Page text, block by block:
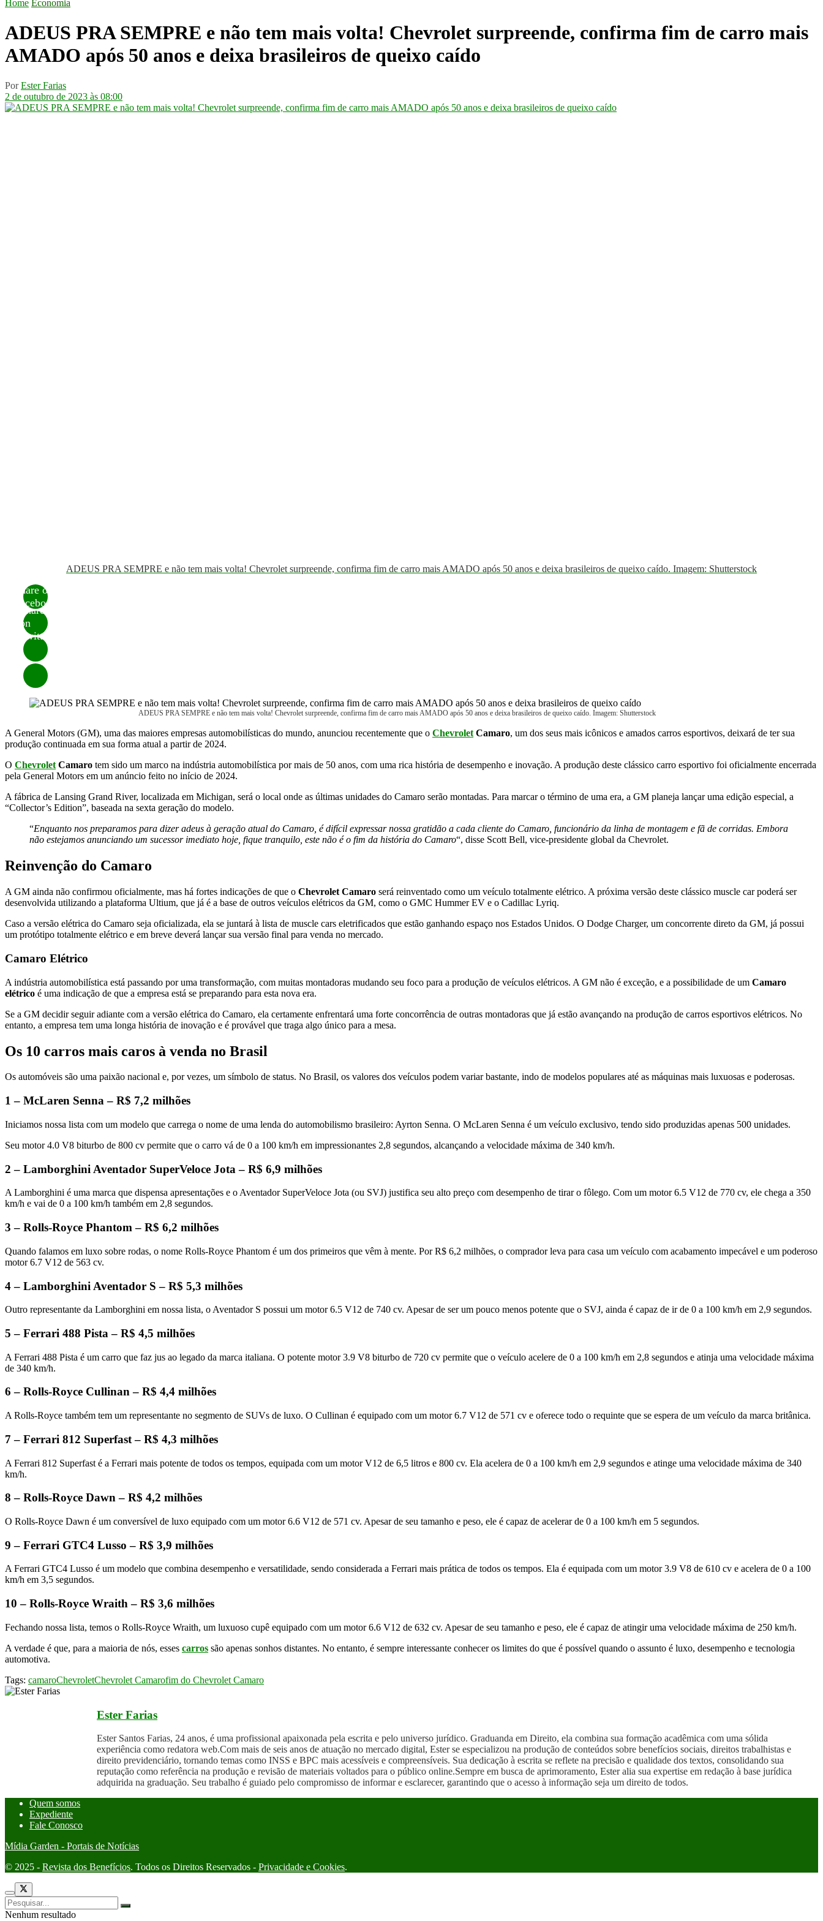
Home Economia
ADEUS PRA SEMPRE e não tem mais volta! Chevrolet surpreende, confirma fim de carro mais
AMADO após 50 anos e deixa brasileiros de queixo caído
Por Ester Farias
2 de outubro de 2023 às 08:00
ADEUS PRA SEMPRE e não tem mais volta! Chevrolet surpreende, confirma fim de carro mais AMADO após 50 anos e deixa brasileiros de queixo caído. Imagem: Shutterstock
Share on
Facebook
Share
on
Twitter
ADEUS PRA SEMPRE e não tem mais volta! Chevrolet surpreende, confirma fim de carro mais AMADO após 50 anos e deixa brasileiros de queixo caído. Imagem: Shutterstock
A General Motors (GM), uma das maiores empresas automobilísticas do mundo, anunciou recentemente que o ChevroletCamaro, um dos seus mais icônicos e amados carros esportivos, deixará de ter sua
produção continuada em sua forma atual a partir de 2024.
O Chevrolet Camaro tem sido um marco na indústria automobilística por mais de 50 anos, com uma rica história de desempenho e inovação. A produção deste clássico carro esportivo foi oficialmente encerrada
pela General Motors em um anúncio feito no início de 2024.
A fábrica de Lansing Grand River, localizada em Michigan, será o local onde as últimas unidades do Camaro serão montadas. Para marcar o término de uma era, a GM planeja lançar uma edição especial, a
“Collector’s Edition”, baseada na sexta geração do modelo.
“Enquanto nos preparamos para dizer adeus à geração atual do Camaro, é difícil expressar nossa gratidão a cada cliente do Camaro, funcionário da linha de montagem e fã de corridas. Embora
não estejamos anunciando um sucessor imediato hoje, fique tranquilo, este não é o fim da história do Camaro“, disse Scott Bell, vice-presidente global da Chevrolet.
Reinvenção do Camaro
A GM ainda não confirmou oficialmente, mas há fortes indicações de que o Chevrolet Camaro será reinventado como um veículo totalmente elétrico. A próxima versão deste clássico muscle car poderá ser
desenvolvida utilizando a plataforma Ultium, que já é a base de outros veículos elétricos da GM, como o GMC Hummer EV e o Cadillac Lyriq.
Caso a versão elétrica do Camaro seja oficializada, ela se juntará à lista de muscle cars eletrificados que estão ganhando espaço nos Estados Unidos. O Dodge Charger, um concorrente direto da GM, já possui
um protótipo totalmente elétrico e em breve deverá lançar sua versão final para venda no mercado.
Camaro Elétrico
A indústria automobilística está passando por uma transformação, com muitas montadoras mudando seu foco para a produção de veículos elétricos. A GM não é exceção, e a possibilidade de um Camaro
elétrico é uma indicação de que a empresa está se preparando para esta nova era.
Se a GM decidir seguir adiante com a versão elétrica do Camaro, ela certamente enfrentará uma forte concorrência de outras montadoras que já estão avançando na produção de carros esportivos elétricos. No
entanto, a empresa tem uma longa história de inovação e é provável que traga algo único para a mesa.
Os 10 carros mais caros à venda no Brasil
Os automóveis são uma paixão nacional e, por vezes, um símbolo de status. No Brasil, os valores dos veículos podem variar bastante, indo de modelos populares até as máquinas mais luxuosas e poderosas.
1 – McLaren Senna – R$ 7,2 milhões
Iniciamos nossa lista com um modelo que carrega o nome de uma lenda do automobilismo brasileiro: Ayrton Senna. O McLaren Senna é um veículo exclusivo, tendo sido produzidas apenas 500 unidades.
Seu motor 4.0 V8 biturbo de 800 cv permite que o carro vá de 0 a 100 km/h em impressionantes 2,8 segundos, alcançando a velocidade máxima de 340 km/h.
2 – Lamborghini Aventador SuperVeloce Jota – R$ 6,9 milhões
A Lamborghini é uma marca que dispensa apresentações e o Aventador SuperVeloce Jota (ou SVJ) justifica seu alto preço com desempenho de tirar o fôlego. Com um motor 6.5 V12 de 770 cv, ele chega a 350
km/h e vai de 0 a 100 km/h também em 2,8 segundos.
3 – Rolls-Royce Phantom – R$ 6,2 milhões
Quando falamos em luxo sobre rodas, o nome Rolls-Royce Phantom é um dos primeiros que vêm à mente. Por R$ 6,2 milhões, o comprador leva para casa um veículo com acabamento impecável e um poderoso
motor 6.7 V12 de 563 cv.
4 – Lamborghini Aventador S – R$ 5,3 milhões
Outro representante da Lamborghini em nossa lista, o Aventador S possui um motor 6.5 V12 de 740 cv. Apesar de ser um pouco menos potente que o SVJ, ainda é capaz de ir de 0 a 100 km/h em 2,9 segundos.
5 – Ferrari 488 Pista – R$ 4,5 milhões
A Ferrari 488 Pista é um carro que faz jus ao legado da marca italiana. O potente motor 3.9 V8 biturbo de 720 cv permite que o veículo acelere de 0 a 100 km/h em 2,8 segundos e atinja uma velocidade máxima
de 340 km/h.
6 – Rolls-Royce Cullinan – R$ 4,4 milhões
A Rolls-Royce também tem um representante no segmento de SUVs de luxo. O Cullinan é equipado com um motor 6.7 V12 de 571 cv e oferece todo o requinte que se espera de um veículo da marca britânica.
7 – Ferrari 812 Superfast – R$ 4,3 milhões
A Ferrari 812 Superfast é a Ferrari mais potente de todos os tempos, equipada com um motor V12 de 6,5 litros e 800 cv. Ela acelera de 0 a 100 km/h em 2,9 segundos e atinge uma velocidade máxima de 340
km/h.
8 – Rolls-Royce Dawn – R$ 4,2 milhões
O Rolls-Royce Dawn é um conversível de luxo equipado com um motor 6.6 V12 de 571 cv. Apesar de seu tamanho e peso, ele é capaz de acelerar de 0 a 100 km/h em 5 segundos.
9 – Ferrari GTC4 Lusso – R$ 3,9 milhões
A Ferrari GTC4 Lusso é um modelo que combina desempenho e versatilidade, sendo considerada a Ferrari mais prática de todos os tempos. Ela é equipada com um motor 3.9 V8 de 610 cv e acelera de 0 a 100
km/h em 3,5 segundos.
10 – Rolls-Royce Wraith – R$ 3,6 milhões
Fechando nossa lista, temos o Rolls-Royce Wraith, um luxuoso cupê equipado com um motor 6.6 V12 de 632 cv. Apesar de seu tamanho e peso, ele é capaz de atingir uma velocidade máxima de 250 km/h.
A verdade é que, para a maioria de nós, esses carros são apenas sonhos distantes. No entanto, é sempre interessante conhecer os limites do que é possível quando o assunto é luxo, desempenho e tecnologia
automotiva.
Tags: camaroChevroletChevrolet Camarofim do Chevrolet Camaro
Ester Farias
Ester Santos Farias, 24 anos, é uma profissional apaixonada pela escrita e pelo universo jurídico. Graduanda em Direito, ela combina sua formação acadêmica com uma sólida
experiência como redatora web.Com mais de seis anos de atuação no mercado digital, Ester se especializou na produção de conteúdos sobre benefícios sociais, direitos trabalhistas e
direito previdenciário, tornando temas como INSS e BPC mais acessíveis e compreensíveis. Sua dedicação à escrita se reflete na precisão e qualidade dos textos, consolidando sua
reputação como referência na produção e revisão de materiais voltados para o público online.Sempre em busca de aprimoramento, Ester alia sua expertise em redação à base jurídica
adquirida na graduação. Seu trabalho é guiado pelo compromisso de informar e esclarecer, garantindo que o acesso à informação seja um direito de todos.
Quem somos
Expediente
Fale Conosco
Mídia Garden - Portais de Notícias
© 2025 - Revista dos Benefícios. Todos os Direitos Reservados - Privacidade e Cookies.
Nenhum resultado